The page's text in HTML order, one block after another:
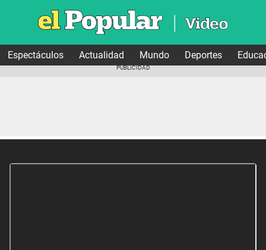
Espectáculos Actualidad Mundo Deportes